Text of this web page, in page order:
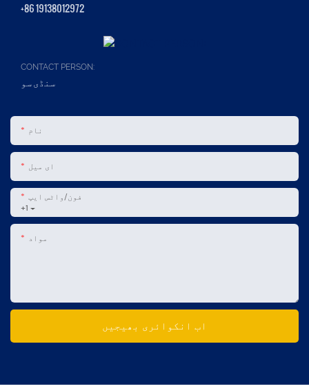
+86 19138012972
CONTACT PERSON:
سنڈی سو
نام
ای میل
+1
فون/واٹس ایپ
مواد
اب انکوائری بھیجیں